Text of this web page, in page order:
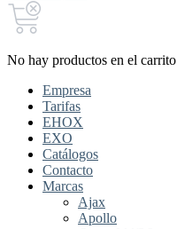
No hay productos en el carrito
Empresa
Tarifas
EHOX
EXO
Catálogos
Contacto
Marcas
Ajax
Apollo